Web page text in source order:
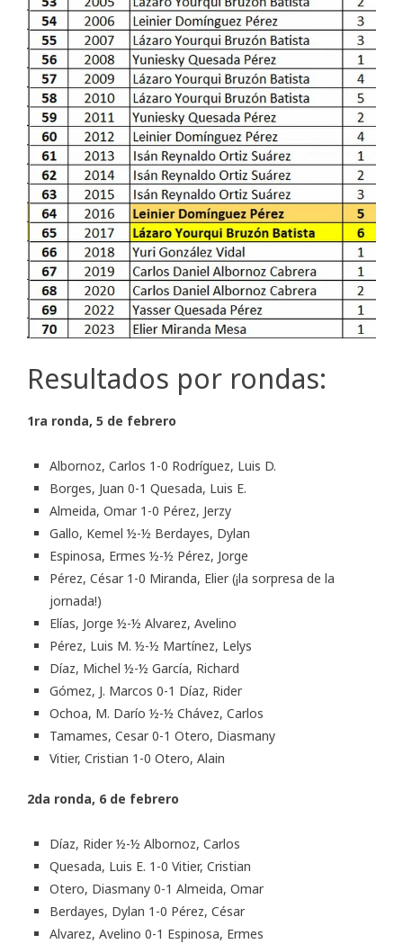
Resultados por rondas:
1ra ronda, 5 de febrero
Albornoz, Carlos 1-0 Rodríguez, Luis D.
Borges, Juan 0-1 Quesada, Luis E.
Almeida, Omar 1-0 Pérez, Jerzy
Gallo, Kemel ½-½ Berdayes, Dylan
Espinosa, Ermes ½-½ Pérez, Jorge
Pérez, César 1-0 Miranda, Elier (¡la sorpresa de la
jornada!)
Elías, Jorge ½-½ Alvarez, Avelino
Pérez, Luis M. ½-½ Martínez, Lelys
Díaz, Michel ½-½ García, Richard
Gómez, J. Marcos 0-1 Díaz, Rider
Ochoa, M. Darío ½-½ Chávez, Carlos
Tamames, Cesar 0-1 Otero, Diasmany
Vitier, Cristian 1-0 Otero, Alain
2da ronda, 6 de febrero
Díaz, Rider ½-½ Albornoz, Carlos
Quesada, Luis E. 1-0 Vitier, Cristian
Otero, Diasmany 0-1 Almeida, Omar
Berdayes, Dylan 1-0 Pérez, César
Alvarez, Avelino 0-1 Espinosa, Ermes